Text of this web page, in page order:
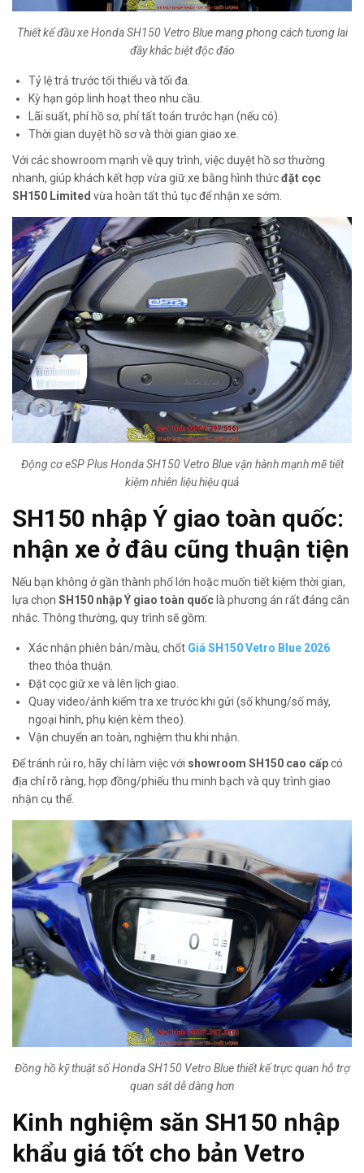
Thiết kế đầu xe Honda SH150 Vetro Blue mang phong cách tương lai
đầy khác biệt độc đáo
Tỷ lệ trả trước tối thiểu và tối đa.
Kỳ hạn góp linh hoạt theo nhu cầu.
Lãi suất, phí hồ sơ, phí tất toán trước hạn (nếu có).
Thời gian duyệt hồ sơ và thời gian giao xe.
Với các showroom mạnh về quy trình, việc duyệt hồ sơ thường
nhanh, giúp khách kết hợp vừa giữ xe bằng hình thứcđặt cọc
SH150 Limited vừa hoàn tất thủ tục để nhận xe sớm.
Động cơ eSP Plus Honda SH150 Vetro Blue vận hành mạnh mẽ tiết
kiệm nhiên liệu hiệu quả
SH150 nhập Ý giao toàn quốc:
nhận xe ở đâu cũng thuận tiện
Nếu bạn không ở gần thành phố lớn hoặc muốn tiết kiệm thời gian,
lựa chọn SH150 nhập Ý giao toàn quốc là phương án rất đáng cân
nhắc. Thông thường, quy trình sẽ gồm:
Xác nhận phiên bản/màu, chốt Giá SH150 Vetro Blue 2026
theo thỏa thuận.
Đặt cọc giữ xe và lên lịch giao.
Quay video/ảnh kiểm tra xe trước khi gửi (số khung/số máy,
ngoại hình, phụ kiện kèm theo).
Vận chuyển an toàn, nghiệm thu khi nhận.
Để tránh rủi ro, hãy chỉ làm việc với showroom SH150 cao cấpcó
địa chỉ rõ ràng, hợp đồng/phiếu thu minh bạch và quy trình giao
nhận cụ thể.
Đồng hồ kỹ thuật số Honda SH150 Vetro Blue thiết kế trực quan hỗ trợ
quan sát dễ dàng hơn
Kinh nghiệm săn SH150 nhập
khẩu giá tốt cho bản Vetro